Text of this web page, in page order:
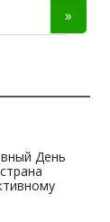
День